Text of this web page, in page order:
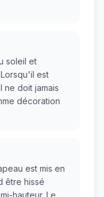
soleil et
est
ne doit jamais
décoration
est mis en
être hissé